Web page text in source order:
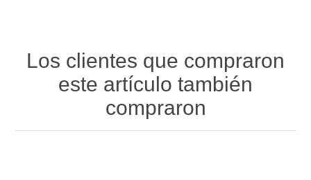
Los clientes que compraron
este artículo también
compraron